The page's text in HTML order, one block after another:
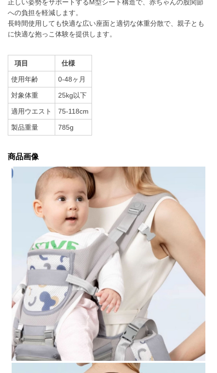
正しい姿勢をサポートするM型シート構造で、赤ちゃんの股関節
への負担を軽減します。
長時間使用しても快適な広い座面と適切な体重分散で、親子とも
に快適な抱っこ体験を提供します。
項目 仕様
使用年齢 0-48ヶ月
対象体重 25kg以下
適用ウエスト 75-118cm
製品重量 785g
商品画像